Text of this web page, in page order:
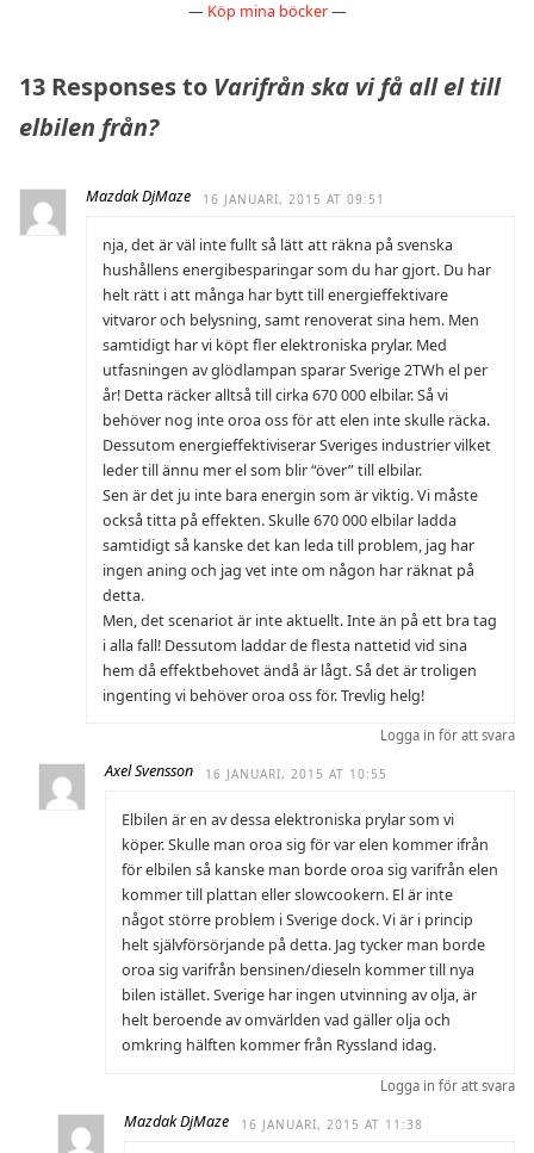
— Köp mina böcker—
13 Responses to Varifrån ska vi få all el till
elbilen från?
Mazdak DjMaze 16 JANUARI, 2015 AT 09:51
nja, det är väl inte fullt så lätt att räkna på svenska
hushållens energibesparingar som du har gjort. Du har
helt rätt i att många har bytt till energieffektivare
vitvaror och belysning, samt renoverat sina hem. Men
samtidigt har vi köpt fler elektroniska prylar. Med
utfasningen av glödlampan sparar Sverige 2TWh el per
år! Detta räcker alltså till cirka 670 000 elbilar. Så vi
behöver nog inte oroa oss för att elen inte skulle räcka.
Dessutom energieffektiviserar Sveriges industrier vilket
leder till ännu mer el som blir “över” till elbilar.
Sen är det ju inte bara energin som är viktig. Vi måste
också titta på effekten. Skulle 670 000 elbilar ladda
samtidigt så kanske det kan leda till problem, jag har
ingen aning och jag vet inte om någon har räknat på
detta.
Men, det scenariot är inte aktuellt. Inte än på ett bra tag
i alla fall! Dessutom laddar de flesta nattetid vid sina
hem då effektbehovet ändå är lågt. Så det är troligen
ingenting vi behöver oroa oss för. Trevlig helg!
Logga in för att svara
Axel Svensson 16 JANUARI, 2015 AT 10:55
Elbilen är en av dessa elektroniska prylar som vi
köper. Skulle man oroa sig för var elen kommer ifrån
för elbilen så kanske man borde oroa sig varifrån elen
kommer till plattan eller slowcookern. El är inte
något större problem i Sverige dock. Vi är i princip
helt självförsörjande på detta. Jag tycker man borde
oroa sig varifrån bensinen/dieseln kommer till nya
bilen istället. Sverige har ingen utvinning av olja, är
helt beroende av omvärlden vad gäller olja och
omkring hälften kommer från Ryssland idag.
Logga in för att svara
Mazdak DjMaze 16 JANUARI, 2015 AT 11:38